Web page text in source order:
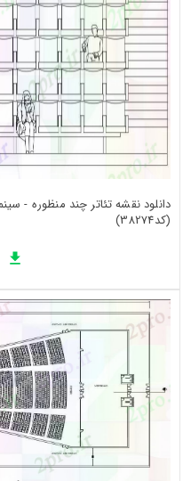
دانلود نقشه تئاتر چند منظوره -
(کد38274)